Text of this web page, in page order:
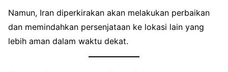
Namun, Iran diperkirakan akan melakukan perbaikan
dan memindahkan persenjataan ke lokasi lain yang
lebih aman dalam waktu dekat.